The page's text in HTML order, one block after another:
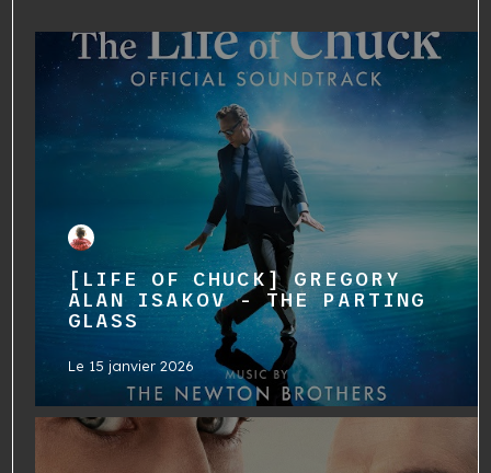
[LIFE OF CHUCK] GREGORY
ALAN ISAKOV - THE PARTING
GLASS
Le 15 janvier 2026